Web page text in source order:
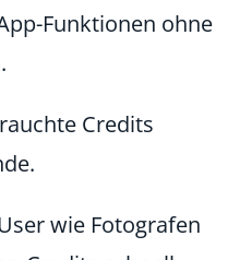
Funktionen ohne
Credits
wie Fotografen